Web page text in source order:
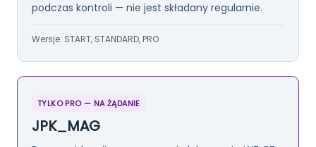
podczas kontroli — nie jest składany regularnie.
Wersje: START, STANDARD, PRO
TYLKO PRO — NA ŻĄDANIE
JPK_MAG